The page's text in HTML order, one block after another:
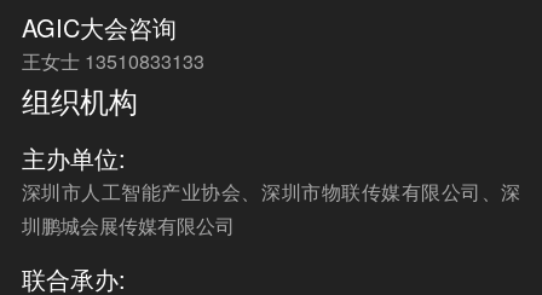
AGIC大会咨询
王女士 13510833133
组织机构
主办单位:
深圳市人工智能产业协会、深圳市物联传媒有限公司、深
圳鹏城会展传媒有限公司
联合承办: